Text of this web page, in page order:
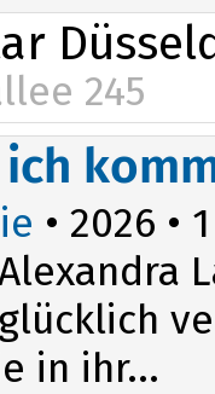
245
• 2026 •
in ihr...